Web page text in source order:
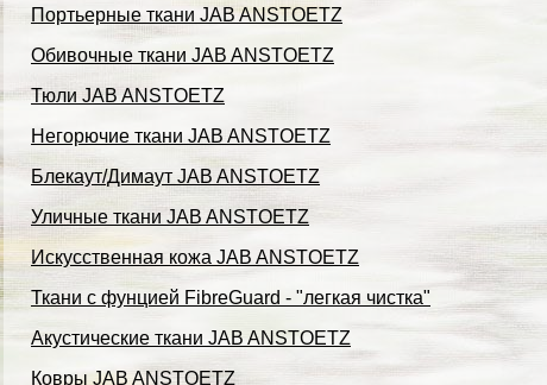
Портьерные ткани JAB ANSTOETZ
Обивочные ткани JAB ANSTOETZ
Тюли JAB ANSTOETZ
Негорючие ткани JAB ANSTOETZ
Блекаут/Димаут JAB ANSTOETZ
Уличные ткани JAB ANSTOETZ
Искусственная кожа JAB ANSTOETZ
Ткани с фунцией FibreGuard - "легкая чистка"
Акустические ткани JAB ANSTOETZ
Ковры JAB ANSTOETZ